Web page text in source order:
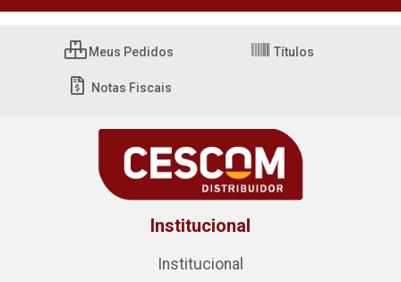
Meus Pedidos Títulos
Notas Fiscais
Institucional
Institucional